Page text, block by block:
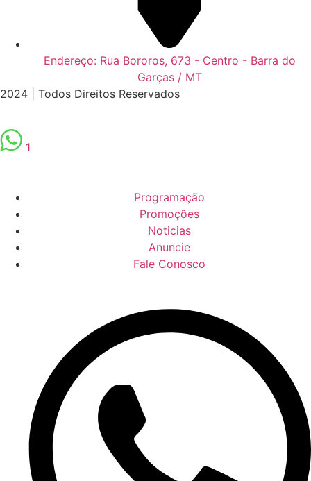
Endereço: Rua Bororos, 673 - Centro - Barra do
Garças / MT
2024 | Todos Direitos Reservados
1
Programação
Promoções
Noticias
Anuncie
Fale Conosco